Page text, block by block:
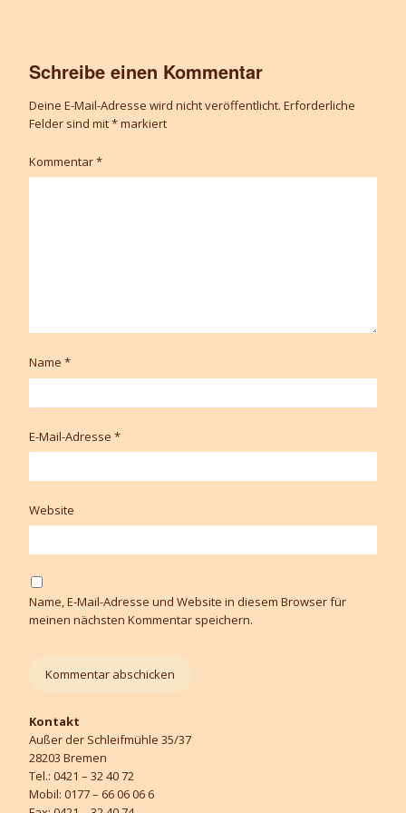
Schreibe einen Kommentar
Deine E-Mail-Adresse wird nicht veröffentlicht. Erforderliche
Felder sind mit*markiert
Kommentar*
Name *
E-Mail-Adresse *
Website
Name, E-Mail-Adresse und Website in diesem Browser für
meinen nächsten Kommentar speichern.
Kontakt
Außer der Schleifmühle 35/37
28203 Bremen
Tel.: 0421 – 32 40 72
Mobil: 0177 – 66 06 06 6